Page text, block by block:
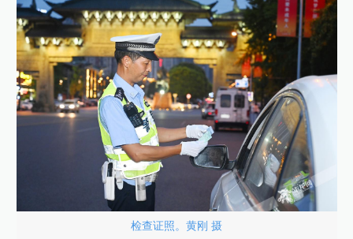
检查证照。黄刚 摄